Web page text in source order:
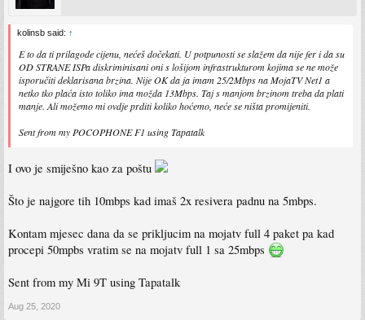
kolinsb said: ↑
E to da ti prilagode cijenu, nećeš dočekati. U potpunosti se slažem da nije fer i da su
OD STRANE ISPa diskriminisani oni s lošijom infrastrukturom kojima se ne može
isporučiti deklarisana brzina. Nije OK da ja imam 25/2Mbps na MojaTV Net1 a
netko tko plaća isto toliko ima možda 13Mbps. Taj s manjom brzinom treba da plati
manje. Ali možemo mi ovdje prditi koliko hoćemo, neće se ništa promijeniti.
Sent from my POCOPHONE F1 using Tapatalk
I ovo je smiješno kao za poštu
Što je najgore tih 10mbps kad imaš 2x resivera padnu na 5mbps.
Kontam mjesec dana da se prikljucim na mojatv full 4 paket pa kad
procepi 50mpbs vratim se na mojatv full 1 sa 25mbps
Sent from my Mi 9T using Tapatalk
Aug 25, 2020